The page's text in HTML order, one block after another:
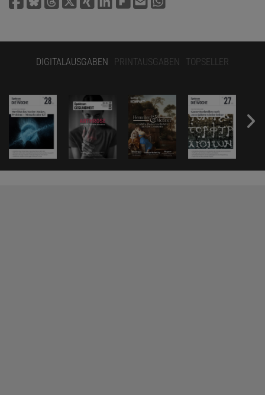
DIGITALAUSGABEN PRINTAUSGABEN TOPSELLER